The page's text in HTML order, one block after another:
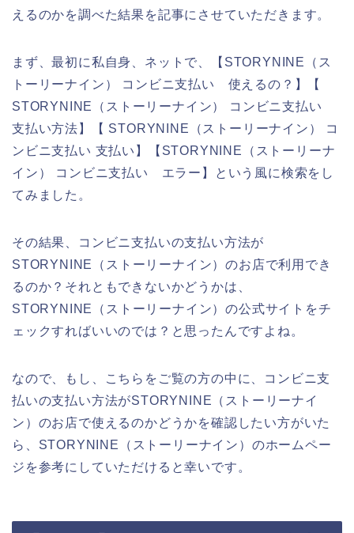
えるのかを調べた結果を記事にさせていただきます。
まず、最初に私自身、ネットで、【STORYNINE（ス
トーリーナイン） コンビニ支払い 使えるの？】【
STORYNINE（ストーリーナイン） コンビニ支払い
支払い方法】【 STORYNINE（ストーリーナイン） コ
ンビニ支払い 支払い】【STORYNINE（ストーリーナ
イン） コンビニ支払い エラー】という風に検索をし
てみました。
その結果、コンビニ支払いの支払い方法が
STORYNINE（ストーリーナイン）のお店で利用でき
るのか？それともできないかどうかは、
STORYNINE（ストーリーナイン）の公式サイトをチ
ェックすればいいのでは？と思ったんですよね。
なので、もし、こちらをご覧の方の中に、コンビニ支
払いの支払い方法がSTORYNINE（ストーリーナイ
ン）のお店で使えるのかどうかを確認したい方がいた
ら、STORYNINE（ストーリーナイン）のホームペー
ジを参考にしていただけると幸いです。